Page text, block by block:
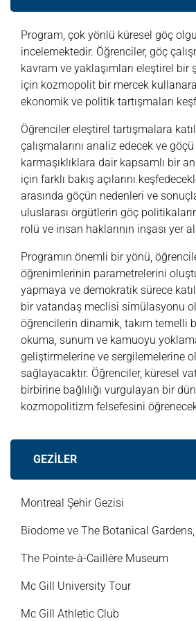
Program, çok yönlü küresel göç
incelemektedir. Öğrenciler, göç
kavram ve yaklaşımları eleştirel
için kozmopolit bir mercek
ekonomik ve politik tartışmaları
Öğrenciler eleştirel tartışmalara
çalışmalarını analiz edecek ve
karmaşıklıklara dair kapsamlı bir
için farklı bakış açılarını
arasında göçün nedenleri ve
uluslarası örgütlerin göç
rolü ve insan haklarının inşası yer
Programın önemli bir yönü,
öğrenimlerinin parametrelerini
yapmaya ve demokratik sürece
bir vatandaş meclisi simülasyonu
öğrencilerin dinamik, takım temelli
okuma, sunum ve kamuoyu
geliştirmelerine ve sergilemelerine
sağlayacaktır. Öğrenciler, küresel
birbirine bağlılığı vurgulayan bir
kozmopolitizm felsefesini
GEZİLER
Montreal Şehir Gezisi
Biodome ve The Botanical Gardens,
The Pointe-à-Caillère Museum
Mc Gill University Tour
Mc Gill Athletic Club